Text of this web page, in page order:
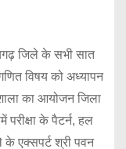
जिले के सभी सात
विषय को अध्यापन
का आयोजन जिला
के पैटर्न, हल
एक्सपर्ट श्री पवन